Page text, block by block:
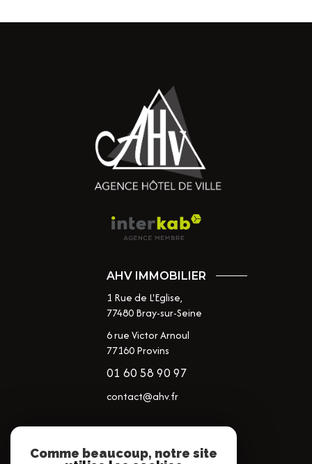
AHV IMMOBILIER
1 Rue de L'Eglise,
77480Bray-sur-Seine
6 rue Victor Arnoul
77160 Provins
01 60 58 90 97
contact@ahv.fr
NOS RÉSEAUX
Comme beaucoup, notre site